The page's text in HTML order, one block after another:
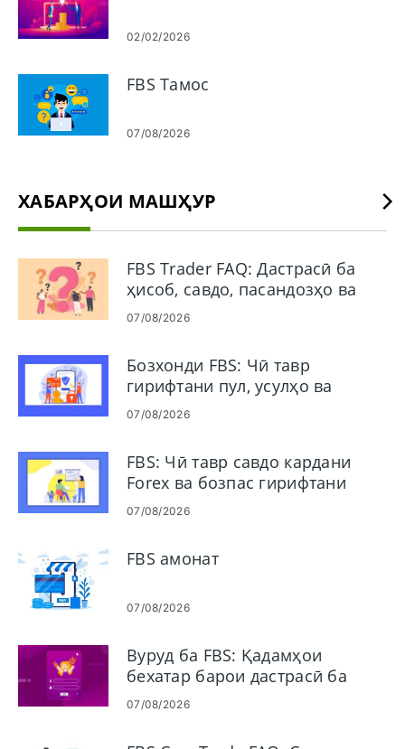
02/02/2026
FBS Тамос
07/08/2026
ХАБАРҲОИ МАШҲУР
FBS Trader FAQ: Дастрасӣ ба
ҳисоб, савдо, пасандозҳо ва
гирифтани пул
07/08/2026
Бозхонди FBS: Чӣ тавр
гирифтани пул, усулҳо ва
вақтҳои коркард
07/08/2026
FBS: Чӣ тавр савдо кардани
Forex ва бозпас гирифтани
маблағҳои худ
07/08/2026
FBS амонат
07/08/2026
Вуруд ба FBS: Қадамҳои
бехатар барои дастрасӣ ба
ҳисоби тиҷоратии шумо
07/08/2026